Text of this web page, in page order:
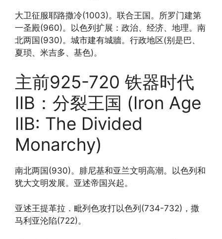
大卫征服耶路撒冷(1003)。联合王国。所罗门建第
一圣殿(960)。以色列扩展：政治、经济、地理。南
北两国(930)。城市建有城牆。行政地区(别是巴、
夏琐、米吉多、基色)。
主前925-720 铁器时代
IIB：分裂王国 (Iron Age
IIB: The Divided
Monarchy)
南北两国(930)。腓尼基和亚兰文明高潮。以色列和
犹大文明发展。亚述帝国兴起。
亚述王提革拉．毗列色攻打以色列(734-732)，撒
马利亚沦陷(722)。